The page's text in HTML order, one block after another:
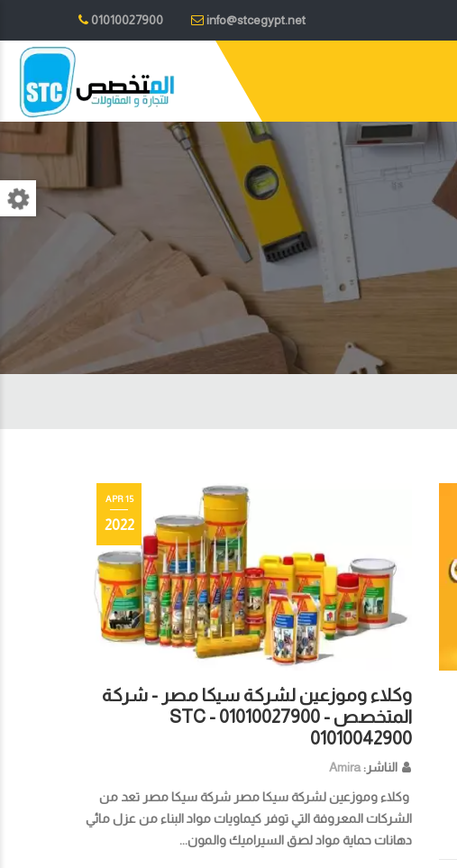
01010027900 info@stcegypt.net
وكلاء وموزعين لشركة سيكا مصر - شركة
المتخصص STC - 01010027900 -
01010042900
15 APR
2022
الناشر:Amira
وكلاء وموزعين لشركة سيكا مصر شركة سيكا مصر تعد من
الشركات المعروفة التي توفر كيماويات مواد البناء من عزل مائي
دهانات حماية مواد لصق السيراميك والمون...